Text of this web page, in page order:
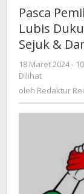
Pasca
Lubis
Sejuk &
18 Maret 2024 -
Dilihat
oleh Redaktur